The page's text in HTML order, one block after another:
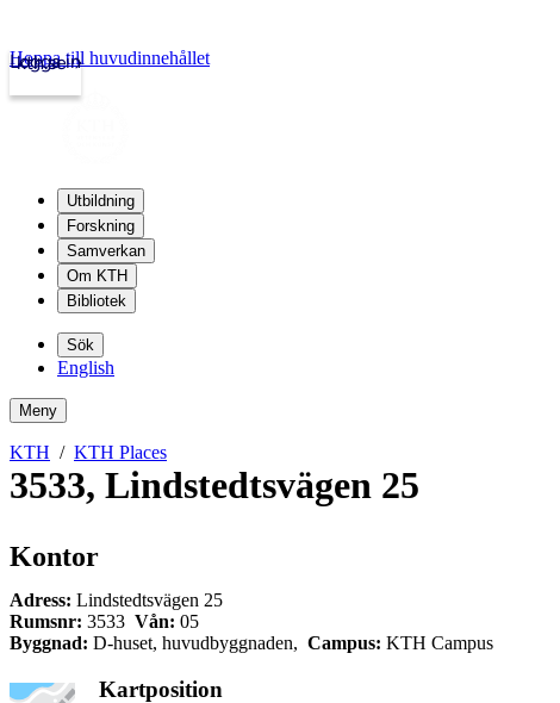
kth.se
Logga in
Hoppa till huvudinnehållet
Utbildning
Forskning
Samverkan
Om KTH
Bibliotek
Sök
English
Meny
KTH KTH Places
3533, Lindstedtsvägen 25
Kontor
Adress: Lindstedtsvägen 25
Rumsnr: 3533 Vån: 05
Byggnad: D-huset, huvudbyggnaden, Campus: KTH Campus
Kartposition